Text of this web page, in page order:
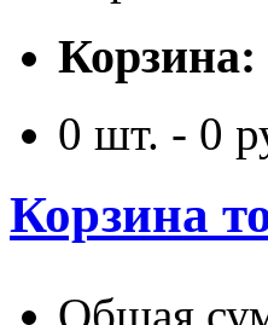
Корзина:
0 шт. - 0
Корзина